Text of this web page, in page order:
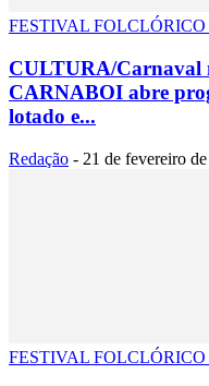
FESTIVAL
CULTURA/Carnaval
CARNABOI abre
lotado e...
Redação - 21 de fevereiro
FESTIVAL